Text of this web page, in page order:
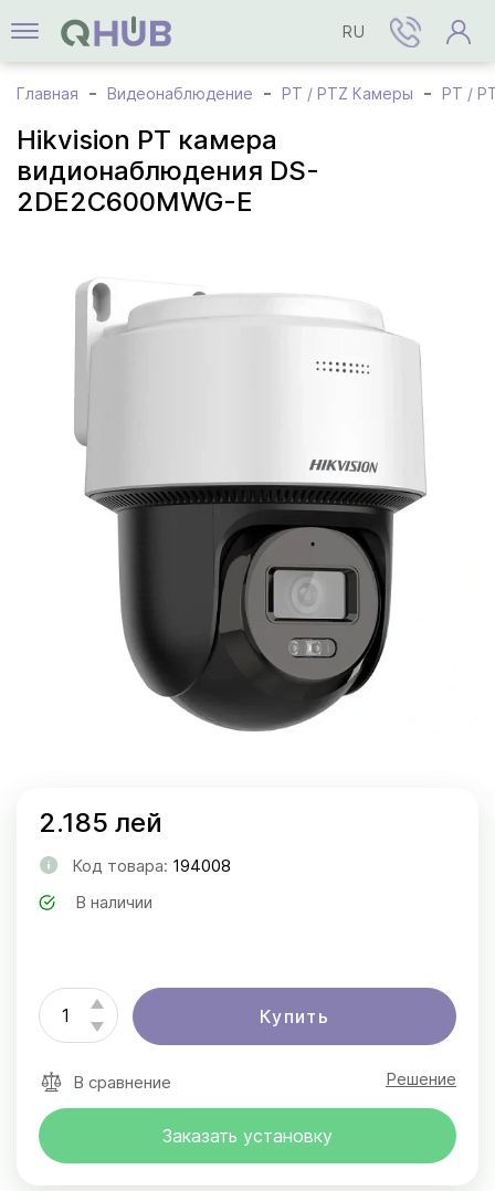
RU
Главная Видеонаблюдение PT / PTZ Камеры PT /
Hikvision PT камера
видионаблюдения DS-
2DE2C600MWG-E
2.185 лей
Код товара: 194008
В наличии
Купить
В сравнение Решение
Заказать установку